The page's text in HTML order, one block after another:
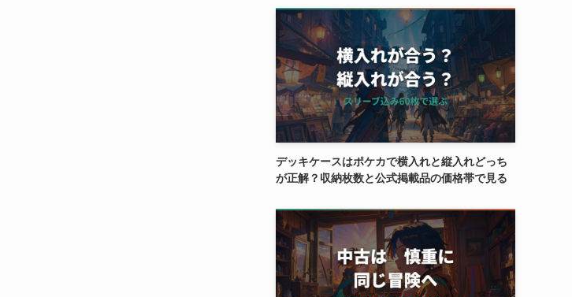
デッキケースはポケカで横入れと縦入れどっち
が正解？収納枚数と公式掲載品の価格帯で見る